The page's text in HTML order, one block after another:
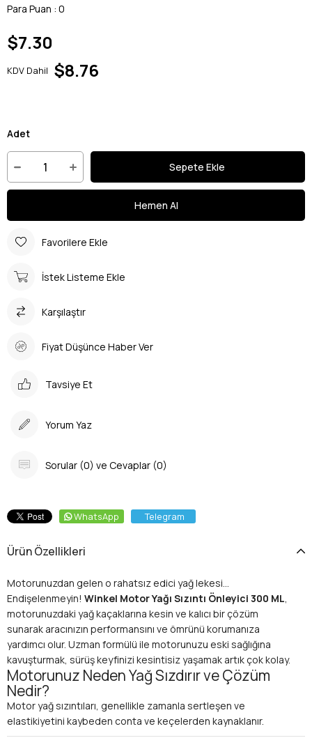
Para Puan : 0
$7.30
KDV Dahil $8.76
Adet
Favorilere Ekle
İstek Listeme Ekle
Karşılaştır
Fiyat Düşünce Haber Ver
Tavsiye Et
Yorum Yaz
Sorular (0) ve Cevaplar (0)
WhatsApp Telegram
Ürün Özellikleri
Motorunuzdan gelen o rahatsız edici yağ lekesi...
Endişelenmeyin! Winkel Motor Yağı Sızıntı Önleyici 300 ML,
motorunuzdaki yağ kaçaklarına kesin ve kalıcı bir çözüm
sunarak aracınızın performansını ve ömrünü korumanıza
yardımcı olur. Uzman formülü ile motorunuzu eski sağlığına
kavuşturmak, sürüş keyfinizi kesintisiz yaşamak artık çok kolay.
Motorunuz Neden Yağ Sızdırır ve Çözüm
Nedir?
Motor yağ sızıntıları, genellikle zamanla sertleşen ve
elastikiyetini kaybeden conta ve keçelerden kaynaklanır.